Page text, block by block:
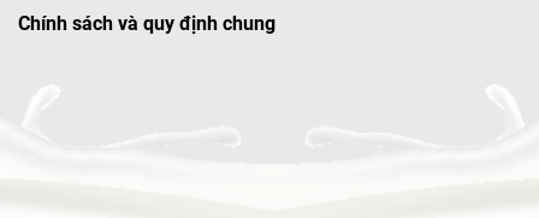
Chính sách và quy định chung